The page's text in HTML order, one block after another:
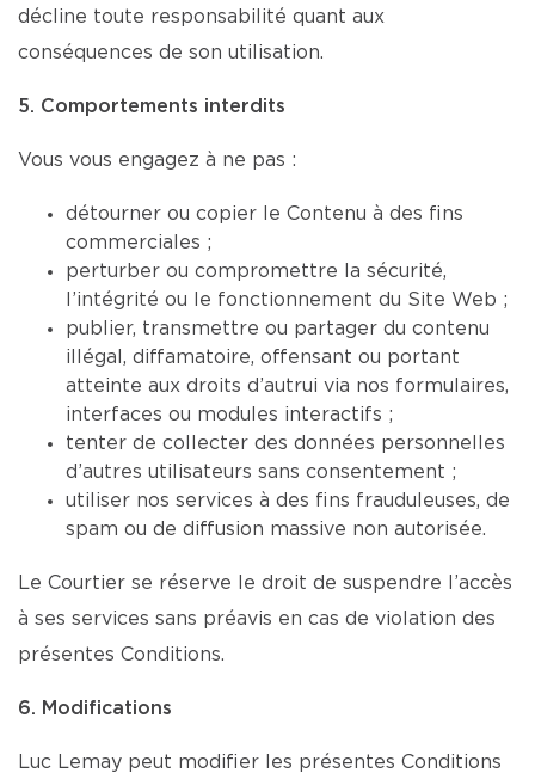
décline toute responsabilité quant aux
conséquences de son utilisation.
5. Comportements interdits
Vous vous engagez à ne pas :
détourner ou copier le Contenu à des fins
commerciales ;
perturber ou compromettre la sécurité,
l’intégrité ou le fonctionnement du Site Web ;
publier, transmettre ou partager du contenu
illégal, diffamatoire, offensant ou portant
atteinte aux droits d’autrui via nos formulaires,
interfaces ou modules interactifs ;
tenter de collecter des données personnelles
d’autres utilisateurs sans consentement ;
utiliser nos services à des fins frauduleuses, de
spam ou de diffusion massive non autorisée.
Le Courtier se réserve le droit de suspendre l’accès
à ses services sans préavis en cas de violation des
présentes Conditions.
6. Modifications
Luc Lemay peut modifier les présentes Conditions